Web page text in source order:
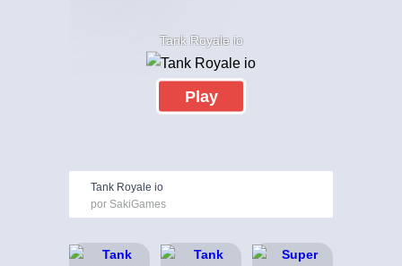
Tank Royale io
Play
Tank Royale io
por SakiGames